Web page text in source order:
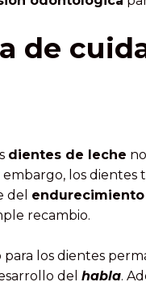
de
dientes de leche
los dientes
del endurecimiento
recambio.
para los dientes
del habla.